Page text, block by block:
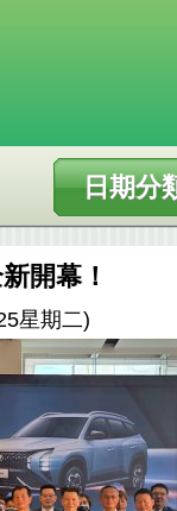
日期分
開幕！
星期二)